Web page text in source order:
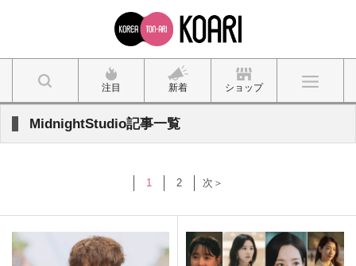
注目 新着 ショップ
MidnightStudio記事一覧
1 2 次＞